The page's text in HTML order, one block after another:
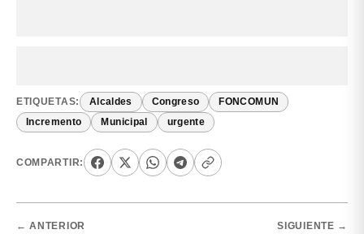
ETIQUETAS: Alcaldes Congreso FONCOMUN
Incremento Municipal urgente
COMPARTIR:
← ANTERIOR SIGUIENTE →